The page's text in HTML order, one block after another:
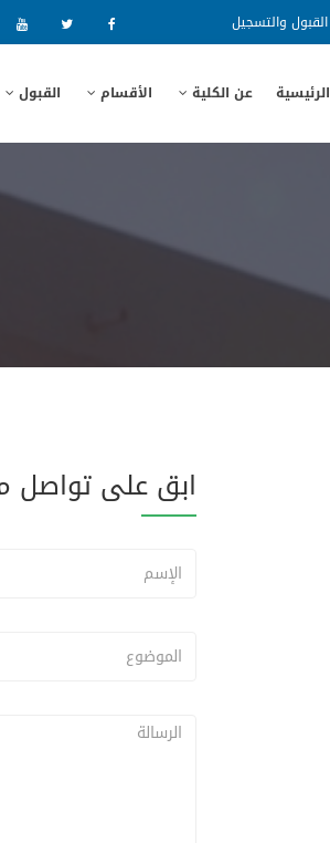
القبول والتسجيل
الرئيسية عن الكلية الأقسام القبول
ابق على تواصل